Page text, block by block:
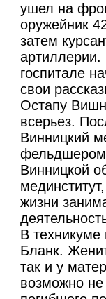
ушел на
оружейник
затем
госпитале
свои
Остапу
всерьез.
Винницкий
фельдшером
Винницкой
жизни
В
Бланк.
так и у
возможно